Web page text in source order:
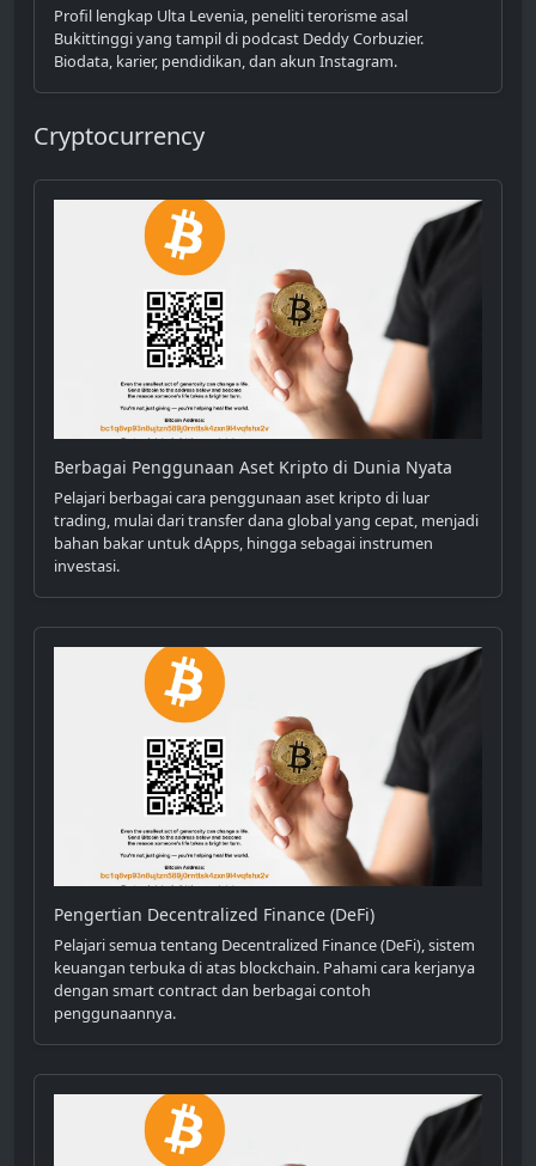
Profil lengkap Ulta Levenia, peneliti terorisme asal
Bukittinggi yang tampil di podcast Deddy Corbuzier.
Biodata, karier, pendidikan, dan akun Instagram.
Cryptocurrency
Berbagai Penggunaan Aset Kripto di Dunia Nyata
Pelajari berbagai cara penggunaan aset kripto di luar
trading, mulai dari transfer dana global yang cepat, menjadi
bahan bakar untuk dApps, hingga sebagai instrumen
investasi.
Pengertian Decentralized Finance (DeFi)
Pelajari semua tentang Decentralized Finance (DeFi), sistem
keuangan terbuka di atas blockchain. Pahami cara kerjanya
dengan smart contract dan berbagai contoh
penggunaannya.